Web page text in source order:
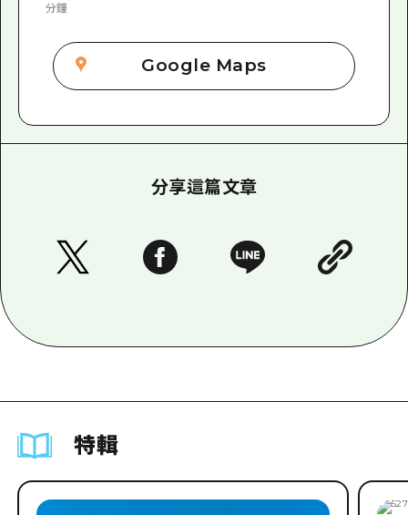
分鐘
Google Maps
分享這篇文章
特輯